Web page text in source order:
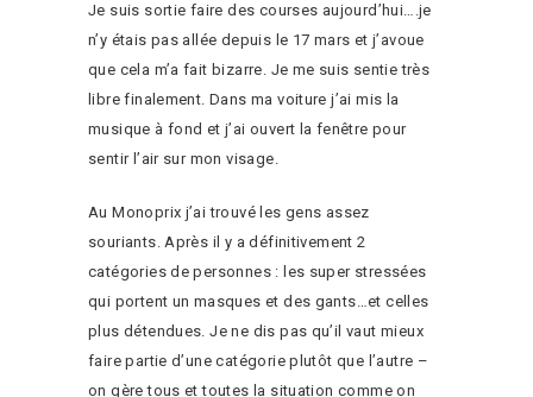
Je suis sortie faire des courses aujourd’hui….je
n’y étais pas allée depuis le 17 mars et j’avoue
que cela m’a fait bizarre. Je me suis sentie très
libre finalement. Dans ma voiture j’ai mis la
musique à fond et j’ai ouvert la fenêtre pour
sentir l’air sur mon visage.
Au Monoprix j’ai trouvé les gens assez
souriants. Après il y a définitivement 2
catégories de personnes : les super stressées
qui portent un masques et des gants…et celles
plus détendues. Je ne dis pas qu’il vaut mieux
faire partie d’une catégorie plutôt que l’autre –
on gère tous et toutes la situation comme on